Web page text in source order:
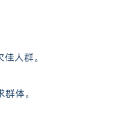
人群。
体。